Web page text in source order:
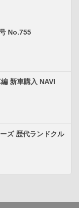
No.755
新車購入 NAVI
ズ 歴代ランドクル